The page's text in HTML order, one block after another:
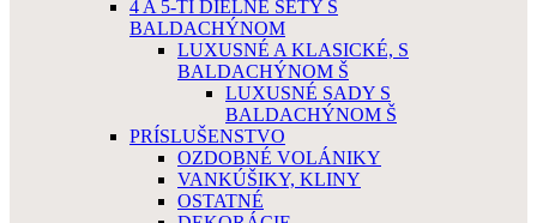
4 A 5-TI DIELNE SETY S
BALDACHÝNOM
LUXUSNÉ A KLASICKÉ, S
BALDACHÝNOM Š
LUXUSNÉ SADY S
BALDACHÝNOM Š
PRÍSLUŠENSTVO
OZDOBNÉ VOLÁNIKY
VANKÚŠIKY, KLINY
OSTATNÉ